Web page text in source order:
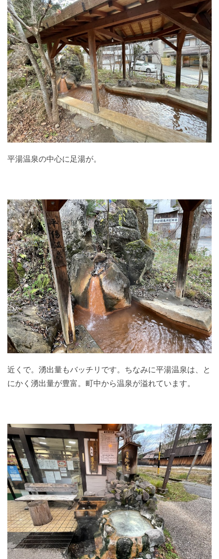
平湯温泉の中心に足湯が。
近くで。湧出量もバッチリです。ちなみに平湯温泉は、と
にかく湧出量が豊富。町中から温泉が溢れています。